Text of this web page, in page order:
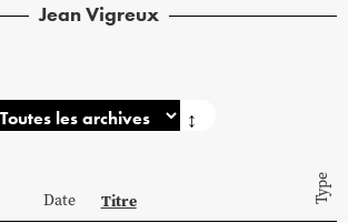
JeanVigreux
↕
Date Titre Type